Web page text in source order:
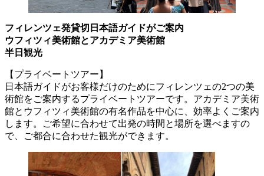
フィレンツェ発貸切日本語ガイドがご案内
ウフィツィ美術館とアカデミア美術館
半日観光
【プライベートツアー】
日本語ガイドがお客様だけのためにフィレンツェの2つの美
術館をご案内するプライベートツアーです。アカデミア美術
館とウフィツィ美術館の有名作品を中心に、効率よくご案内
します。ご希望に合わせて出発の時間と場所を選べますの
で、ご都合に合わせた観光ができます。